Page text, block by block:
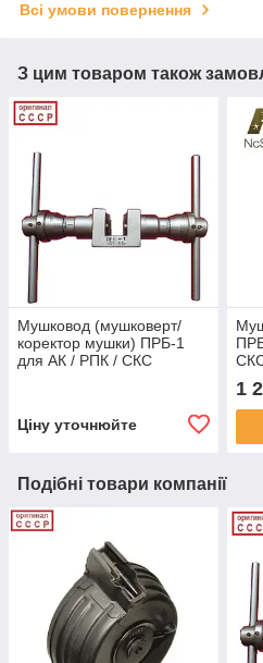
Всі умови повернення
З цим товаром також
Мушковод (мушковерт/
коректор мушки) ПРБ-1
для АК / РПК / СКС
Ціну уточнюйте
1
Подібні товари компанії